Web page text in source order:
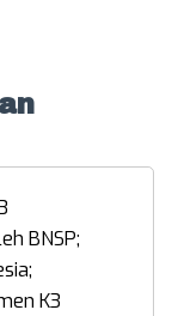
BNSP;
K3